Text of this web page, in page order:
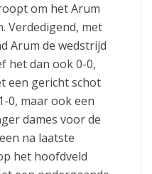
om het Arum
Verdedigend, met
Arum de wedstrijd
het dan ook 0-0,
een gericht schot
0, maar ook een
dames voor de
na laatste
het hoofdveld